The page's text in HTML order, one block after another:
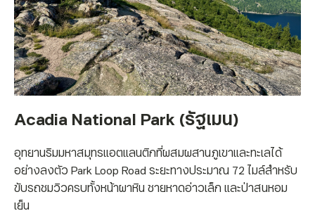
Acadia National Park (รัฐเมน)
อุทยานริมมหาสมุทรแอตแลนติกที่ผสมผสานภูเขาและทะเลได้
อย่างลงตัว Park Loop Road ระยะทางประมาณ 72 ไมล์สำหรับ
ขับรถชมวิวครบทั้งหน้าผาหิน ชายหาดอ่าวเล็ก และป่าสนหอม
เย็น